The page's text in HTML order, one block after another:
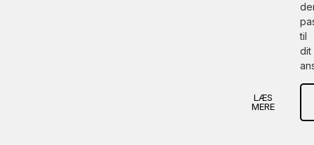
til
dit
LÆS
MERE